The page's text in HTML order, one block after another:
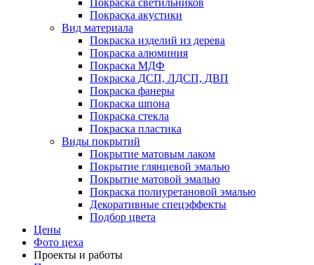
Покраска светильников
Покраска акустики
Вид материала
Покраска изделий из дерева
Покраска алюминия
Покраска МДФ
Покраска ДСП, ЛДСП, ДВП
Покраска фанеры
Покраска шпона
Покраска стекла
Покраска пластика
Виды покрытий
Покрытие матовым лаком
Покрытие глянцевой эмалью
Покрытие матовой эмалью
Покраска полиуретановой эмалью
Декоративные спецэффекты
Подбор цвета
Цены
Фото цеха
Проекты и работы